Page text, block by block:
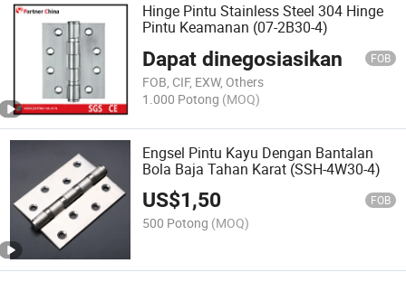
Hinge Pintu Stainless Steel 304 Hinge
Pintu Keamanan (07-2B30-4)
Dapat dinegosiasikan FOB
FOB, CIF, EXW, Others
1.000 Potong (MOQ)
Engsel Pintu Kayu Dengan Bantalan
Bola Baja Tahan Karat (SSH-4W30-4)
US$1,50 FOB
500 Potong (MOQ)